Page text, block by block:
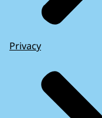
Privacy